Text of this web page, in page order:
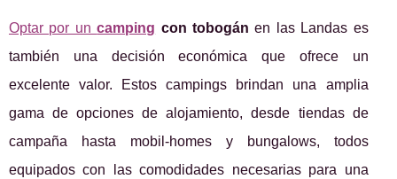
Optar por uncamping con tobogán en las Landas es
también una decisión económica que ofrece un
excelente valor. Estos campings brindan una amplia
gama de opciones de alojamiento, desde tiendas de
campaña hasta mobil-homes y bungalows, todos
equipados con las comodidades necesarias para una